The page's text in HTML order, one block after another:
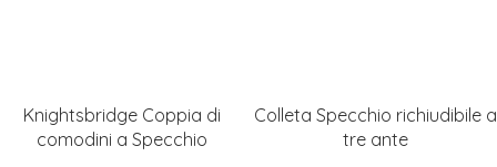
Knightsbridge Coppia di
comodini a Specchio
Colleta Specchio richiudibile a
tre ante